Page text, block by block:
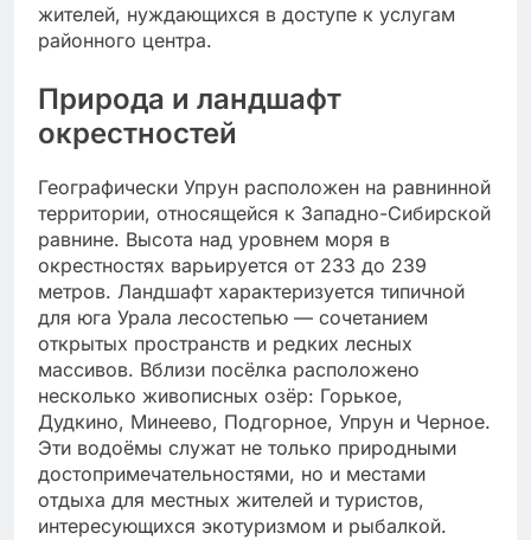
жителей, нуждающихся в доступе к услугам
районного центра.
Природа и ландшафт
окрестностей
Географически Упрун расположен на равнинной
территории, относящейся к Западно-Сибирской
равнине. Высота над уровнем моря в
окрестностях варьируется от 233 до 239
метров. Ландшафт характеризуется типичной
для юга Урала лесостепью — сочетанием
открытых пространств и редких лесных
массивов. Вблизи посёлка расположено
несколько живописных озёр: Горькое,
Дудкино, Минеево, Подгорное, Упрун и Черное.
Эти водоёмы служат не только природными
достопримечательностями, но и местами
отдыха для местных жителей и туристов,
интересующихся экотуризмом и рыбалкой.